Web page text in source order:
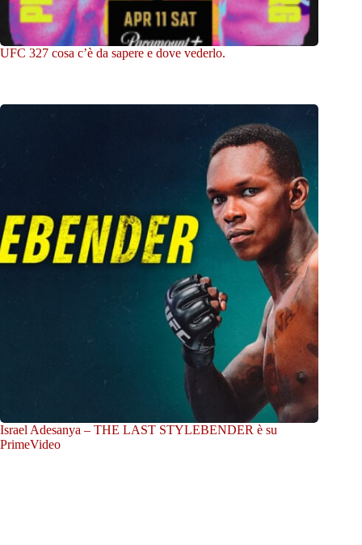
UFC 327 cosa c’è da sapere e dove vederlo.
Israel Adesanya – THE LAST STYLEBENDER è su
PrimeVideo